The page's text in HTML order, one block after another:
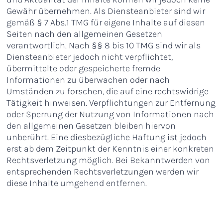
Gewähr übernehmen. Als Diensteanbieter sind wir
gemäß § 7 Abs.1 TMG für eigene Inhalte auf diesen
Seiten nach den allgemeinen Gesetzen
verantwortlich. Nach §§ 8 bis 10 TMG sind wir als
Diensteanbieter jedoch nicht verpflichtet,
übermittelte oder gespeicherte fremde
Informationen zu überwachen oder nach
Umständen zu forschen, die auf eine rechtswidrige
Tätigkeit hinweisen. Verpflichtungen zur Entfernung
oder Sperrung der Nutzung von Informationen nach
den allgemeinen Gesetzen bleiben hiervon
unberührt. Eine diesbezügliche Haftung ist jedoch
erst ab dem Zeitpunkt der Kenntnis einer konkreten
Rechtsverletzung möglich. Bei Bekanntwerden von
entsprechenden Rechtsverletzungen werden wir
diese Inhalte umgehend entfernen.